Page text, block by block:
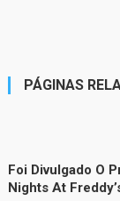
PÁGINAS
Foi Divulgado O
Nights At